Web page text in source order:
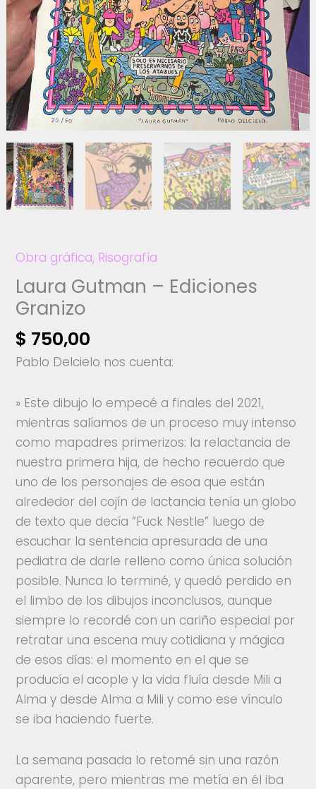
Obra gráfica, Risografía
Laura Gutman – Ediciones
Granizo
$ 750,00
Pablo Delcielo nos cuenta:
» Este dibujo lo empecé a finales del 2021,
mientras salíamos de un proceso muy intenso
como mapadres primerizos: la relactancia de
nuestra primera hija, de hecho recuerdo que
uno de los personajes de esoa que están
alrededor del cojín de lactancia tenía un globo
de texto que decía “Fuck Nestle” luego de
escuchar la sentencia apresurada de una
pediatra de darle relleno como única solución
posible. Nunca lo terminé, y quedó perdido en
el limbo de los dibujos inconclusos, aunque
siempre lo recordé con un cariño especial por
retratar una escena muy cotidiana y mágica
de esos días: el momento en el que se
producía el acople y la vida fluía desde Mili a
Alma y desde Alma a Mili y como ese vínculo
se iba haciendo fuerte.
La semana pasada lo retomé sin una razón
aparente, pero mientras me metía en él iba